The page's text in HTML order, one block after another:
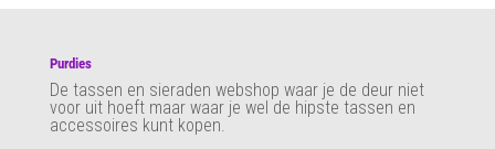
Purdies
De tassen en sieraden webshop waar je de deur niet
voor uit hoeft maar waar je wel de hipste tassen en
accessoires kunt kopen.